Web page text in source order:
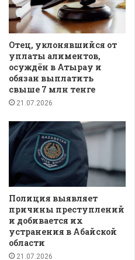
Отец, уклонявшийся от
уплаты алиментов,
осуждён в Атырау и
обязан выплатить
свыше 7 млн тенге
21.07.2026
Полиция выявляет
причины преступлений
и добивается их
устранения в Абайской
области
21.07.2026